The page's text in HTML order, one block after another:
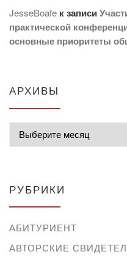
JesseBoafe к записи
практической
основные приоритеты
АРХИВЫ
РУБРИКИ
АБИТУРИЕНТ
АВТОРСКИЕ